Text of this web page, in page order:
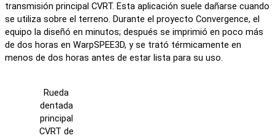
transmisión principal CVRT. Esta aplicación suele dañarse cuando
se utiliza sobre el terreno. Durante el proyecto Convergence, el
equipo la diseñó en minutos; después se imprimió en poco más
de dos horas en WarpSPEE3D, y se trató térmicamente en
menos de dos horas antes de estar lista para su uso.
Rueda
dentada
principal
CVRT de